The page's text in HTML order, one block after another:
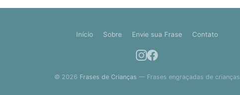
Início Sobre Envie sua Frase Contato
© 2026 Frases de Crianças — Frases engraçadas de crianças